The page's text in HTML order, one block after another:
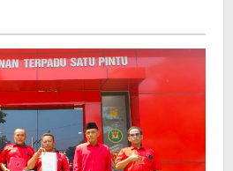
Kasus
ke
Pidsus